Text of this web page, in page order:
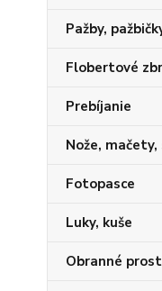
Pažby,
Flobertové
Prebíjanie
Nože,
Fotopasce
Luky, kuše
Obranné